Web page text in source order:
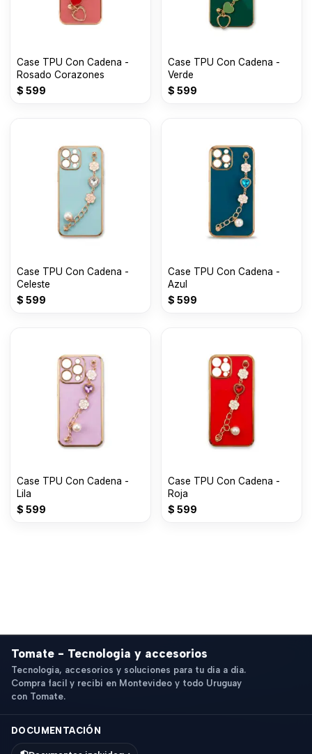
Case TPU Con Cadena -
Rosado Corazones
$ 599
Case TPU Con Cadena -
Verde
$ 599
Case TPU Con Cadena -
Celeste
$ 599
Case TPU Con Cadena -
Azul
$ 599
Case TPU Con Cadena -
Lila
$ 599
Case TPU Con Cadena -
Roja
$ 599
Tomate - Tecnologia y accesorios
Tecnologia, accesorios y soluciones para tu dia a dia.
Compra facil y recibi en Montevideo y todo Uruguay
con Tomate.
DOCUMENTACIÓN